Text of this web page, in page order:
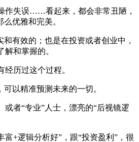
作失误……看起来，都会非常丑陋，
优雅和完美。
和有效的；也是在投资或者创业中，
和掌握的。
经历过这个过程。
以精准预测未来的一切。
或者“专业”人士，漂亮的“后视镜逻
富+逻辑分析好”，跟“投资盈利”，很